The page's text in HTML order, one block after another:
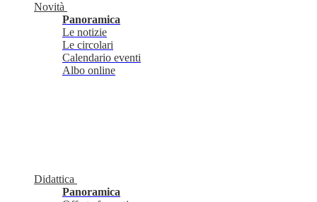
Novità
Panoramica
Le notizie
Le circolari
Calendario eventi
Albo online
Didattica
Panoramica